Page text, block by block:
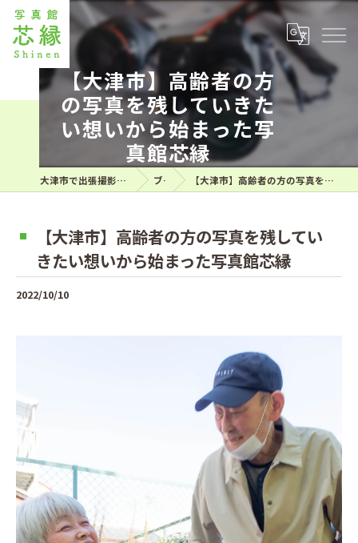
【大津市】高齢者の方
の写真を残していきた
い想いから始まった写
真館芯縁
大津市で出張撮影なら想い伝える写真館芯縁 ブログ 【大津市】高齢者の方の写真を残していきたい想いから始まった写真館芯縁
【大津市】高齢者の方の写真を残してい
きたい想いから始まった写真館芯縁
2022/10/10